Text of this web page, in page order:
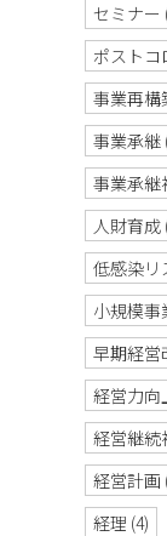
セミナー
ポストコ
事業再構
事業承継
事業承継
人財育成
低感染リ
小規模事
早期経営
経営力向
経営継続
経営計画
経理 (4)